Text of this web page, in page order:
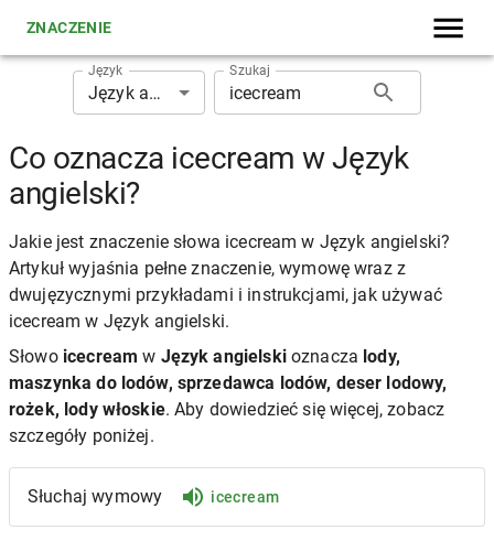
ZNACZENIE
Język
Język angielski
Szukaj
Co oznacza icecream w Język
angielski?
Jakie jest znaczenie słowa icecream w Język angielski?
Artykuł wyjaśnia pełne znaczenie, wymowę wraz z
dwujęzycznymi przykładami i instrukcjami, jak używać
icecream w Język angielski.
Słowo icecream w Język angielskioznacza lody,
maszynka do lodów, sprzedawca lodów, deser lodowy,
rożek, lody włoskie. Aby dowiedzieć się więcej, zobacz
szczegóły poniżej.
Słuchaj wymowy icecream